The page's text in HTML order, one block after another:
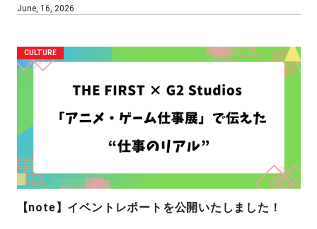
June, 16, 2026
CULTURE
【note】イベントレポートを公開いたしました！